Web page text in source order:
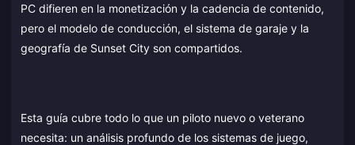
PC difieren en la monetización y la cadencia de contenido,
pero el modelo de conducción, el sistema de garaje y la
geografía de Sunset City son compartidos.
Esta guía cubre todo lo que un piloto nuevo o veterano
necesita: un análisis profundo de los sistemas de juego,